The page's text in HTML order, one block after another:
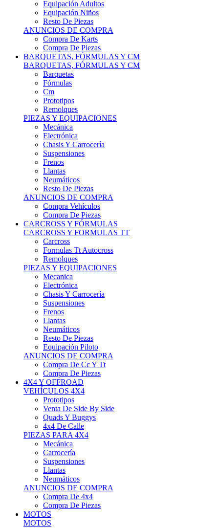
Resto De Piezas
ANUNCIOS DE COMPRA
Compra De Karts
Compra De Piezas
BARQUETAS, FÓRMULAS Y CM
BARQUETAS, FÓRMULAS Y CM
Barquetas
Fórmulas
Cm
Prototipos
Remolques
PIEZAS Y EQUIPACIONES
Mecánica
Electrónica
Chasis Y Carrocería
Suspensiones
Frenos
Llantas
Neumáticos
Resto De Piezas
ANUNCIOS DE COMPRA
Compra Vehículos
Compra De Piezas
CARCROSS Y FÓRMULAS
CARCROSS Y FORMULAS TT
Carcross
Formulas Tt Autocross
Remolques
PIEZAS Y EQUIPACIONES
Mecanica
Electrónica
Chasis Y Carrocería
Suspensiones
Frenos
Llantas
Neumáticos
Resto De Piezas
Equipación Piloto
ANUNCIOS DE COMPRA
Compra De Cc Y Tt
Compra De Piezas
4X4 Y OFFROAD
VEHÍCULOS 4X4
Prototipos
Venta De Side By Side
Quads Y Buggys
4x4 De Calle
PIEZAS PARA 4X4
Mecánica
Carrocería
Suspensiones
Llantas
Neumáticos
ANUNCIOS DE COMPRA
Compra De 4x4
Compra De Piezas
MOTOS
MOTOS
Motos De Circuito